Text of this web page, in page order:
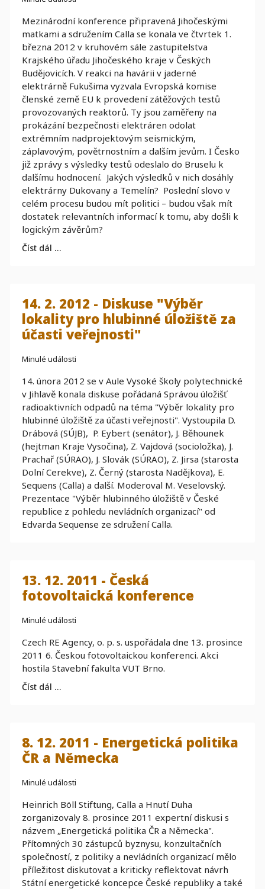
Mezinárodní konference připravená Jihočeskými
matkami a sdružením Calla se konala ve čtvrtek 1.
března 2012 v kruhovém sále zastupitelstva
Krajského úřadu Jihočeského kraje v Českých
Budějovicích. V reakci na havárii v jaderné
elektrárně Fukušima vyzvala Evropská komise
členské země EU k provedení zátěžových testů
provozovaných reaktorů. Ty jsou zaměřeny na
prokázání bezpečnosti elektráren odolat
extrémním nadprojektovým seismickým,
záplavovým, povětrnostním a dalším jevům. I Česko
již zprávy s výsledky testů odeslalo do Bruselu k
dalšímu hodnocení. Jakých výsledků v nich dosáhly
elektrárny Dukovany a Temelín? Poslední slovo v
celém procesu budou mít politici – budou však mít
dostatek relevantních informací k tomu, aby došli k
logickým závěrům?
Číst dál …
14. 2. 2012 - Diskuse "Výběr
lokality pro hlubinné úložiště za
účasti veřejnosti"
Minulé události
14. února 2012 se v Aule Vysoké školy polytechnické
v Jihlavě konala diskuse pořádaná Správou úložišť
radioaktivních odpadů na téma "Výběr lokality pro
hlubinné úložiště za účasti veřejnosti". Vystoupila D.
Drábová (SÚJB), P. Eybert (senátor), J. Běhounek
(hejtman Kraje Vysočina), Z. Vajdová (socioložka), J.
Prachař (SÚRAO), J. Slovák (SÚRAO), Z. Jirsa (starosta
Dolní Cerekve), Z. Černý (starosta Nadějkova), E.
Sequens (Calla) a další. Moderoval M. Veselovský.
Prezentace "Výběr hlubinného úložiště v České
republice z pohledu nevládních organizací" od
Edvarda Sequense ze sdružení Calla.
13. 12. 2011 - Česká
fotovoltaická konference
Minulé události
Czech RE Agency, o. p. s. uspořádala dne 13. prosince
2011 6. Českou fotovoltaickou konferenci. Akci
hostila Stavební fakulta VUT Brno.
Číst dál …
8. 12. 2011 - Energetická politika
ČR a Německa
Minulé události
Heinrich Böll Stiftung, Calla a Hnutí Duha
zorganizovaly 8. prosince 2011 expertní diskusi s
názvem „Energetická politika ČR a Německa".
Přítomných 30 zástupců byznysu, konzultačních
společností, z politiky a nevládních organizací mělo
příležitost diskutovat a kriticky reflektovat návrh
Státní energetické koncepce České republiky a také